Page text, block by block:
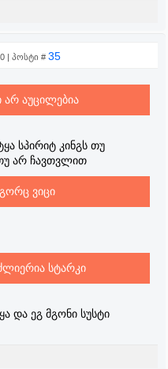
| პოსტი # 35
არ აუცილებია
სპირიტ კინგს თუ
არ ჩავთვლით
ვიცი
სტარკი
და ეგ მგონი სუსტი